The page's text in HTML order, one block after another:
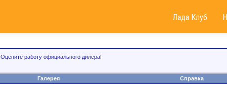
Лада Клуб
Оцените работу официального дилера!
Галерея Справка